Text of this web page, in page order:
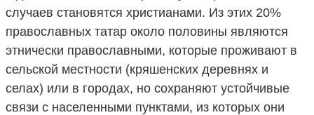
случаев становятся христианами. Из этих 20%
православных татар около половины являются
этнически православными, которые проживают в
сельской местности (кряшенских деревнях и
селах) или в городах, но сохраняют устойчивые
связи с населенными пунктами, из которых они